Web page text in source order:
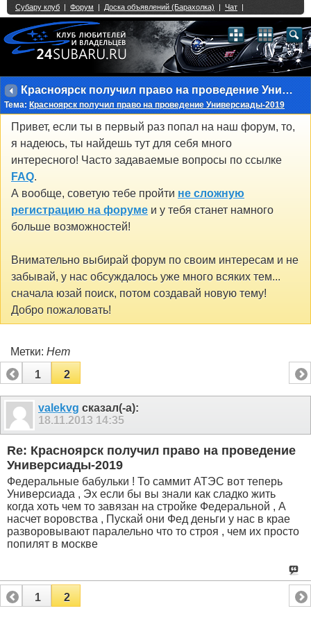
Красноярск получил право на проведение Универсиады-2019
Тема: Красноярск получил право на проведение Универсиады-2019
Привет, если ты в первый раз попал на наш форум, то,
я надеюсь, ты найдешь тут для себя много
интересного! Часто задаваемые вопросы по ссылке
FAQ.
А вообще, советую тебе пройти не сложную
регистрацию на форуме и у тебя станет намного
больше возможностей!
Внимательно выбирай форум по своим интересам и не
забывай, у нас обсуждалось уже много всяких тем...
сначала юзай поиск, потом создавай новую тему!
Добро пожаловать!
Метки: Нет
1
2
valekvg сказал(-а):
18.11.2013 14:35
Re: Красноярск получил право на проведение
Универсиады-2019
Федеральные бабульки ! То саммит АТЭС вот теперь
Универсиада , Эх если бы вы знали как сладко жить
когда хоть чем то завязан на стройке Федеральной , А
насчет воровства , Пускай они Фед деньги у нас в крае
разворовывают паралельно что то строя , чем их просто
попилят в москве
1 2
Single Sign On provided byvBSSO
2 3 4 5 6 7 8 9 10 11 12 13 14 15 16 17 18 21 22 23 24 25 26
27 28 29 30 31 32 33 34 35 36 37 38 39 40 41 42 43